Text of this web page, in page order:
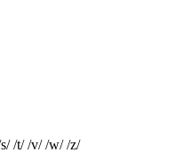
/t/ /v/ /w/ /z/